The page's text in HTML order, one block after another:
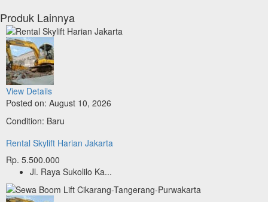
Produk Lainnya
View Details
Posted on: August 10, 2026
Condition: Baru
Rental Skylift Harian Jakarta
Rp. 5.500.000
Jl. Raya Sukolilo Ka...